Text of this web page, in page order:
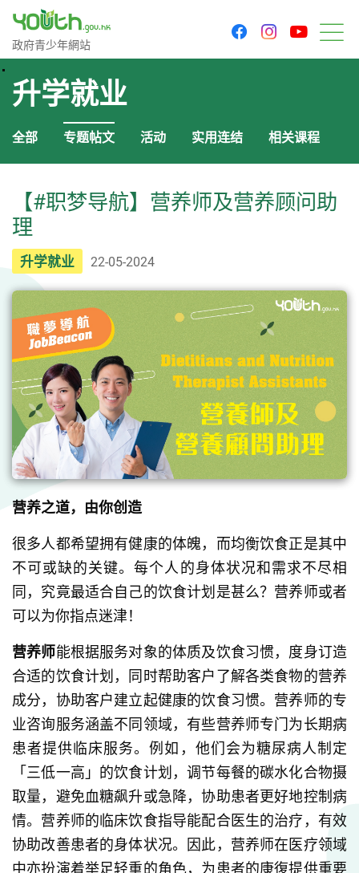
政府青少年网站
政府青少年網站
facebookinstagram
升学就业
全部 专题帖文 活动 实用连结 相关课程
【#职梦导航】营养师及营养顾问助
理
升学就业 22-05-2024
营养之道，由你创造
很多人都希望拥有健康的体魄，而均衡饮食正是其中
不可或缺的关键。每个人的身体状况和需求不尽相
同，究竟最适合自己的饮食计划是甚么？营养师或者
可以为你指点迷津！
营养师能根据服务对象的体质及饮食习惯，度身订造
合适的饮食计划，同时帮助客户了解各类食物的营养
成分，协助客户建立起健康的饮食习惯。营养师的专
业咨询服务涵盖不同领域，有些营养师专门为长期病
患者提供临床服务。例如，他们会为糖尿病人制定
「三低一高」的饮食计划，调节每餐的碳水化合物摄
取量，避免血糖飙升或急降，协助患者更好地控制病
情。营养师的临床饮食指导能配合医生的治疗，有效
协助改善患者的身体状况。因此，营养师在医疗领域
中亦扮演着举足轻重的角色，为患者的康復提供重要